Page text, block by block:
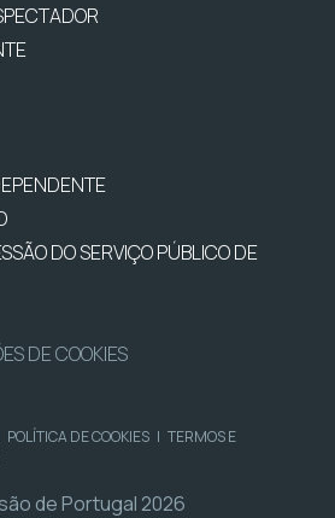
DO SERVIÇO PÚBLICO DE
DE COOKIES
POLÍTICA DE COOKIES | TERMOS E
de Portugal 2026